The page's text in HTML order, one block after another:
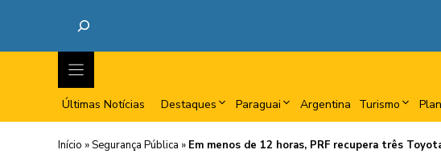
Últimas Notícias Destaques Paraguai Argentina Turismo
Início »Segurança Pública » Em menos de 12 horas, PRF recupera três